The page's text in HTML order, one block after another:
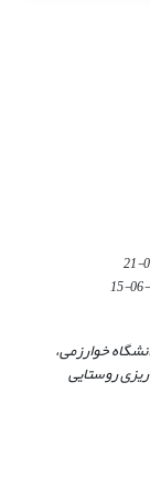
خوارزمی،
روستایی